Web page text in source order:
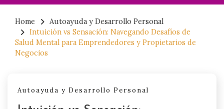
content
Home
Autoayuda y Desarrollo Personal
Intuición vs Sensación: Navegando Desafíos de
Salud Mental para Emprendedores y Propietarios de
Negocios
Autoayuda y Desarrollo Personal